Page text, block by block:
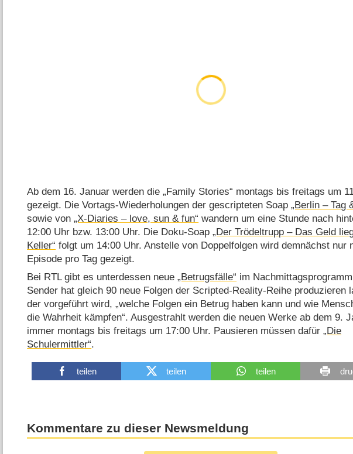
Ab dem 16. Januar werden die „Family Stories“ montags bis freitags um
gezeigt. Die Vortags-Wiederholungen der gescripteten Soap„Berlin – Tag
sowie von„X-Diaries – love, sun & fun“ wandern um eine Stunde nach
12:00 Uhr bzw. 13:00 Uhr. Die Doku-Soap„Der Trödeltrupp – Das Geld
Keller“ folgt um 14:00 Uhr. Anstelle von Doppelfolgen wird demnächst nur
Episode pro Tag gezeigt.
Bei RTL gibt es unterdessen neue„Betrugsfälle“ im
Sender hat gleich 90 neue Folgen der Scripted-Reality-Reihe produzieren
der vorgeführt wird, „welche Folgen ein Betrug haben kann und wie
die Wahrheit kämpfen“. Ausgestrahlt werden die neuen Werke ab dem 9.
immer montags bis freitags um 17:00 Uhr. Pausieren müssen dafür„Die
Schulermittler“.
teilen teilen teilen
Kommentare zu dieser Newsmeldung